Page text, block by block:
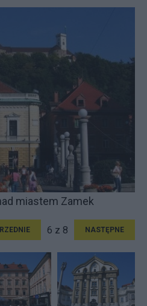
miastem Zamek
6 z 8 NASTĘPNE